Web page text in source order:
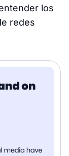
los
redes